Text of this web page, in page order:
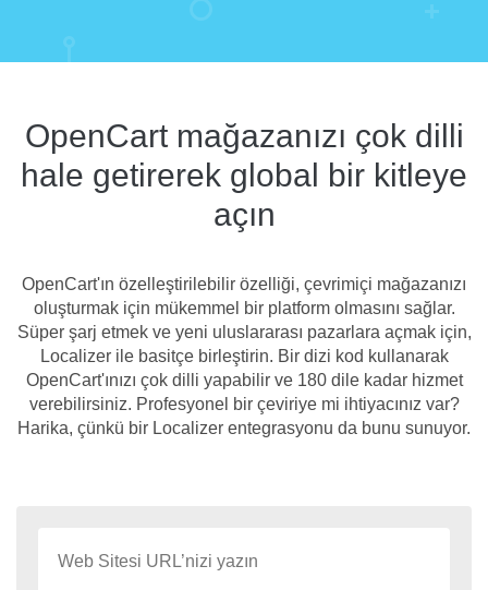
OpenCart mağazanızı çok dilli
hale getirerek global bir kitleye
açın
OpenCart'ın özelleştirilebilir özelliği, çevrimiçi mağazanızı
oluşturmak için mükemmel bir platform olmasını sağlar.
Süper şarj etmek ve yeni uluslararası pazarlara açmak için,
Localizer ile basitçe birleştirin. Bir dizi kod kullanarak
OpenCart'ınızı çok dilli yapabilir ve 180 dile kadar hizmet
verebilirsiniz. Profesyonel bir çeviriye mi ihtiyacınız var?
Harika, çünkü bir Localizer entegrasyonu da bunu sunuyor.